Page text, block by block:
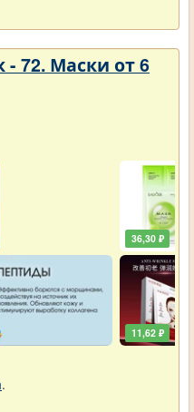
72. Маски от 6
36,30 ₽
11,62 ₽
.